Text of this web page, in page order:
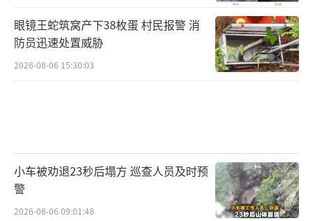
眼镜王蛇筑窝产下38枚蛋 村民报警 消
防员迅速处置威胁
2026-08-06 15:30:03
小车被劝退23秒后塌方 巡查人员及时预
警
2026-08-06 09:01:48